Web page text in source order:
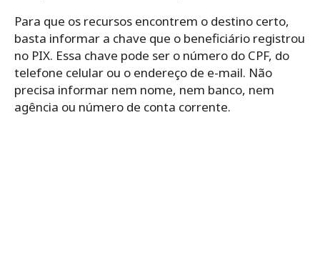
Para que os recursos encontrem o destino certo,
basta informar a chave que o beneficiário registrou
no PIX. Essa chave pode ser o número do CPF, do
telefone celular ou o endereço de e-mail. Não
precisa informar nem nome, nem banco, nem
agência ou número de conta corrente.